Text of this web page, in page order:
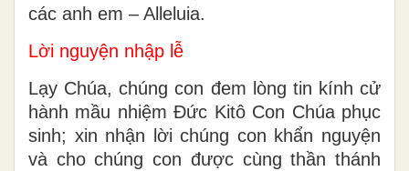
các anh em – Alleluia.
Lời nguyện nhập lễ
Lạy Chúa, chúng con đem lòng tin kính cử
hành mầu nhiệm Ðức Kitô Con Chúa phục
sinh; xin nhận lời chúng con khẩn nguyện
và cho chúng con được cùng thần thánh